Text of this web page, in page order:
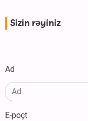
Sizin rəyiniz
Ad
E-poçt